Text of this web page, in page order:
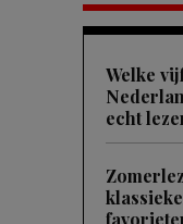
Welke
echt